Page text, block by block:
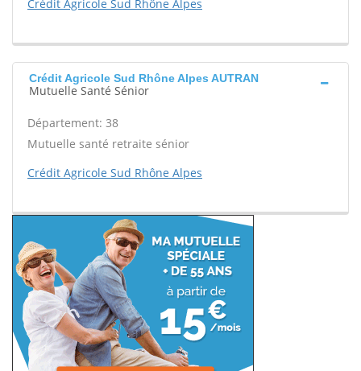
Crédit Agricole Sud Rhône Alpes
Crédit Agricole Sud Rhône Alpes AUTRAN
Mutuelle Santé Sénior
Département: 38
Mutuelle santé retraite sénior
Crédit Agricole Sud Rhône Alpes